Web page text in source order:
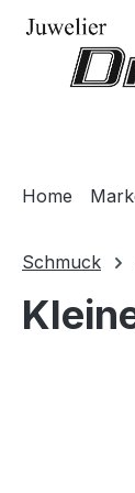
Hauptinhalt
Zur Suche
Zur
Home
Schmuck